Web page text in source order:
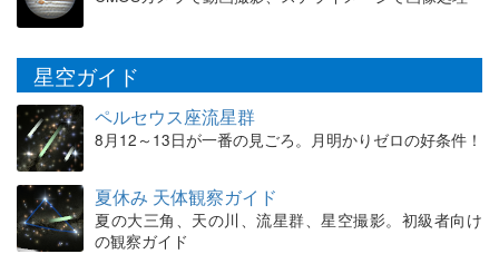
星空ガイド
ペルセウス座流星群
8月12～13日が一番の見ごろ。月明かりゼロの好条件！
夏休み 天体観察ガイド
夏の大三角、天の川、流星群、星空撮影。初級者向け
の観察ガイド